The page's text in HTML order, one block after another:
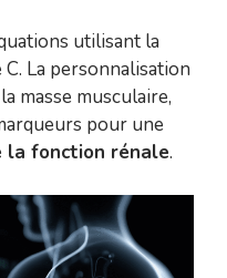
utilisant la
La personnalisation
masse musculaire,
pour une
la fonction rénale.